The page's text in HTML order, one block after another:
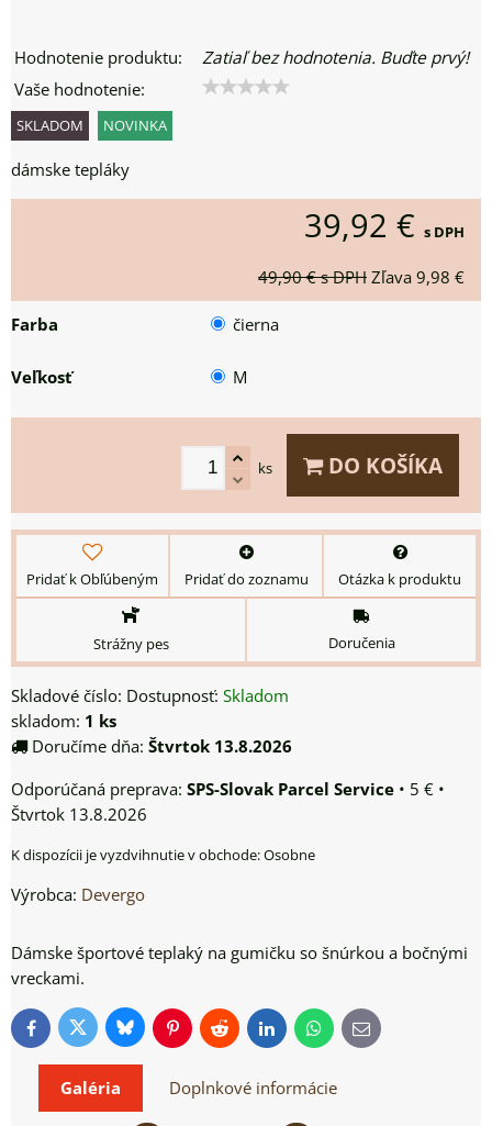
Hodnotenie produktu:
Zatiaľ bez hodnotenia. Buďte prvý!
Vaše hodnotenie:
SKLADOM NOVINKA
dámske tepláky
39,92 € s DPH
49,90 €s DPHZľava9,98 €
Farba čierna
Veľkosť M
ks DO KOŠÍKA
Pridať k Obľúbeným Pridať do zoznamu Otázka k produktu
Strážny pes Doručenia
Skladové číslo: Dostupnosť: Skladom
skladom: 1 ks
Doručíme dňa: Štvrtok 13.8.2026
SPS-Slovak Parcel Service • 5 € •
Štvrtok 13.8.2026
Osobne
Výrobca: Devergo
Dámske športové teplaký na gumičku so šnúrkou a bočnými
vreckami.
FacebookTwitterBlueskyPinterestReddit LinkedInWhatsApp
E-
mail
Galéria Doplnkové informácie